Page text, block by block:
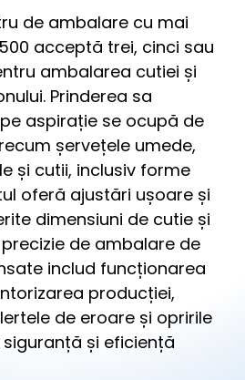
de ambalare cu mai
acceptă trei, cinci sau
ambalarea cutiei și
Prinderea sa
aspirație se ocupă de
șervețele umede,
și cutii, inclusiv forme
oferă ajustări ușoare și
dimensiuni de cutie și
de ambalare de
includ funcționarea
producției,
de eroare și opririle
și eficiență